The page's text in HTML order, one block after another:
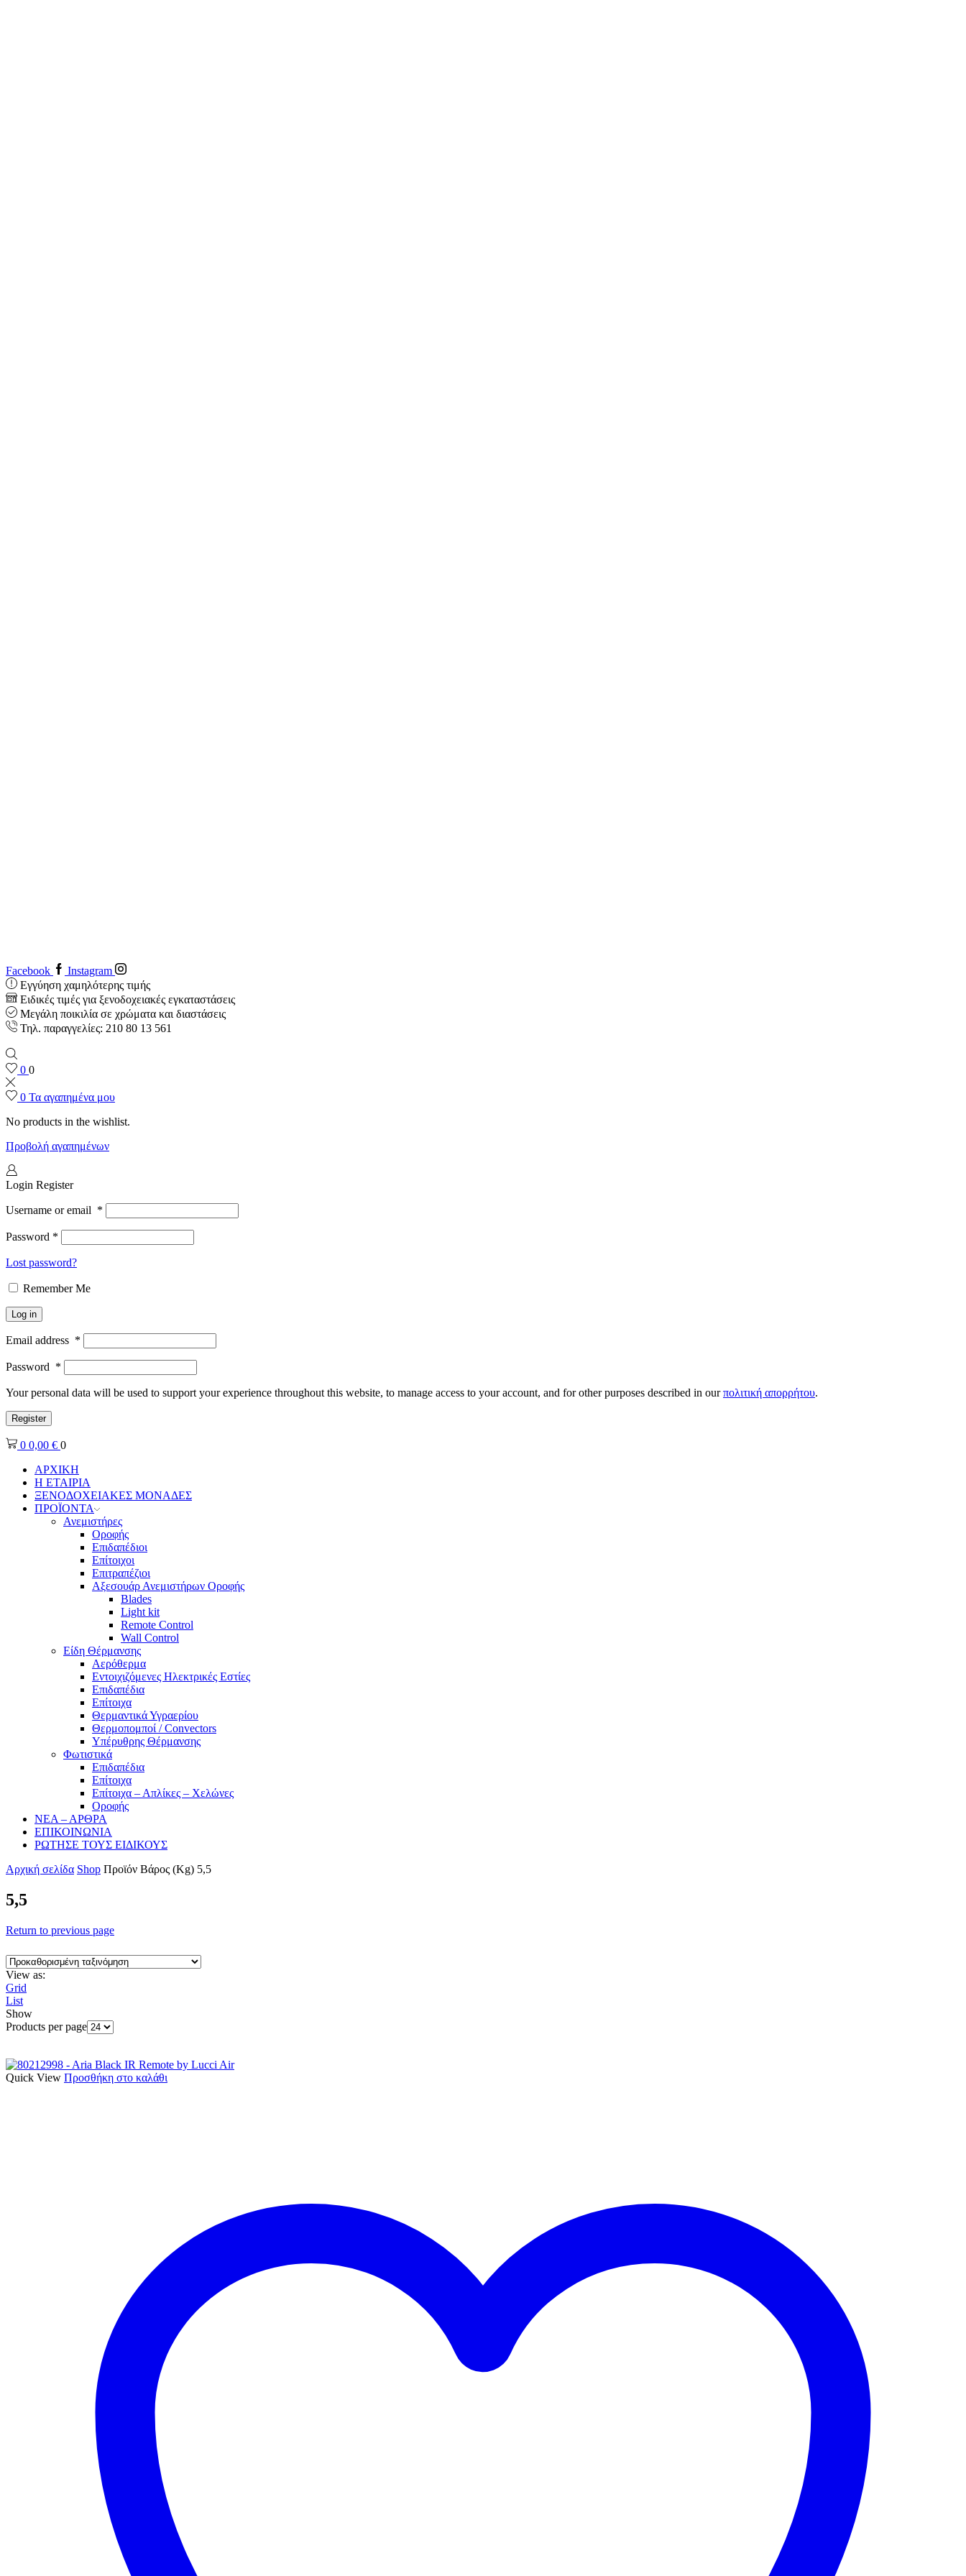
Facebook
Instagram
Εγγύηση χαμηλότερης τιμής
Ειδικές τιμές για ξενοδοχειακές εγκαταστάσεις
Μεγάλη ποικιλία σε χρώματα και διαστάσεις
Τηλ. παραγγελίες: 210 80 13 561
0 0
0 Τα αγαπημένα μου
No products in the wishlist.
Προβολή αγαπημένων
Login Register
Username or email *
Password *
Lost password?
Remember Me
Log in
Email address *
Password *
Your personal data will be used to support your experience throughout this website, to manage access to your account, and for other purposes described in ourπολιτική απορρήτου.
Register
0 0,00 € 0
ΑΡΧΙΚΗ
Η ΕΤΑΙΡΙΑ
ΞΕΝΟΔΟΧΕΙΑΚΕΣ ΜΟΝΑΔΕΣ
ΠΡΟΪΟΝΤΑ
Ανεμιστήρες
Οροφής
Επιδαπέδιοι
Επίτοιχοι
Επιτραπέζιοι
Αξεσουάρ Ανεμιστήρων Οροφής
Blades
Light kit
Remote Control
Wall Control
Είδη Θέρμανσης
Αερόθερμα
Εντοιχιζόμενες Ηλεκτρικές Εστίες
Επιδαπέδια
Επίτοιχα
Θερμαντικά Υγραερίου
Θερμοπομποί / Convectors
Υπέρυθρης Θέρμανσης
Φωτιστικά
Επιδαπέδια
Επίτοιχα
Επίτοιχα – Απλίκες – Χελώνες
Οροφής
ΝΕΑ – ΑΡΘΡΑ
ΕΠΙΚΟΙΝΩΝΙΑ
ΡΩΤΗΣΕ ΤΟΥΣ ΕΙΔΙΚΟΥΣ
Αρχική σελίδα Shop Προϊόν Βάρος (Kg) 5,5
5,5
Return to previous page
View as:
Grid
List
Show
Products per page
Quick View Προσθήκη στο καλάθι